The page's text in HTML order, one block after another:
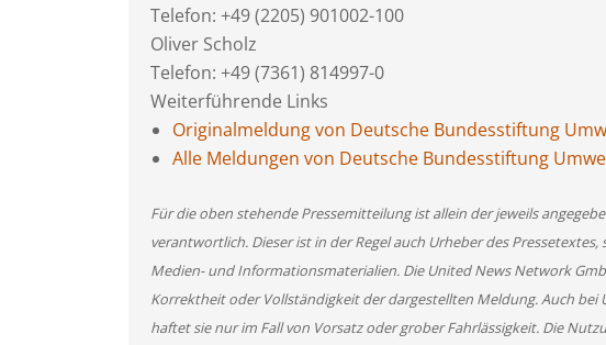
Telefon: +49 (2205) 901002-100
Oliver Scholz
Telefon: +49 (7361) 814997-0
Weiterführende Links
Originalmeldung von Deutsche Bundesstiftung
Alle Meldungen von Deutsche Bundesstiftung
Für die oben stehende Pressemitteilung ist allein der jeweils
verantwortlich. Dieser ist in der Regel auch Urheber des
Medien- und Informationsmaterialien. Die United News Network
Korrektheit oder Vollständigkeit der dargestellten Meldung. Auch
haftet sie nur im Fall von Vorsatz oder grober Fahrlässigkeit. Die